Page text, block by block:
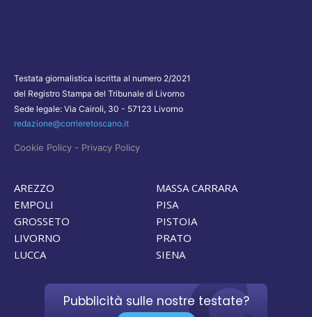
Testata giornalistica iscritta al numero 2/2021
del Registro Stampa del Tribunale di Livorno
Sede legale: Via Cairoli, 30 - 57123 Livorno
redazione@corrieretoscano.it
Cookie Policy - Privacy Policy
AREZZO
EMPOLI
GROSSETO
LIVORNO
LUCCA
MASSA CARRARA
PISA
PISTOIA
PRATO
SIENA
Pubblicità sulle nostre testate?